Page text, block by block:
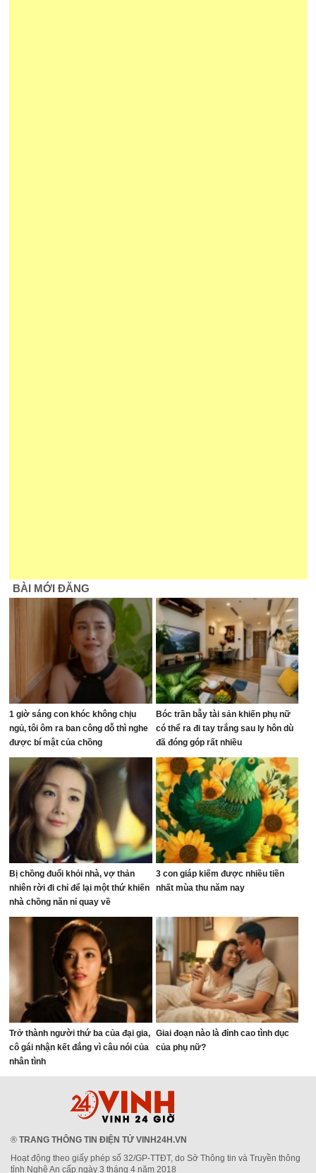
BÀI MỚI ĐĂNG
1 giờ sáng con khóc không chịu
ngủ, tôi ôm ra ban công dỗ thì nghe
được bí mật của chồng
Bóc trần bẫy tài sản khiến phụ nữ
có thể ra đi tay trắng sau ly hôn dù
đã đóng góp rất nhiều
Bị chồng đuổi khỏi nhà, vợ thản
nhiên rời đi chỉ để lại một thứ khiến
nhà chồng năn nỉ quay về
3 con giáp kiếm được nhiều tiền
nhất mùa thu năm nay
Trở thành người thứ ba của đại gia,
cô gái nhận kết đắng vì câu nói của
nhân tình
Giai đoạn nào là đỉnh cao tình dục
của phụ nữ?
® TRANG THÔNG TIN ĐIỆN TỬ VINH24H.VN
Hoạt động theo giấy phép số 32/GP-TTĐT, do Sở Thông tin và Truyền thông
tỉnh Nghệ An cấp ngày 3 tháng 4 năm 2018